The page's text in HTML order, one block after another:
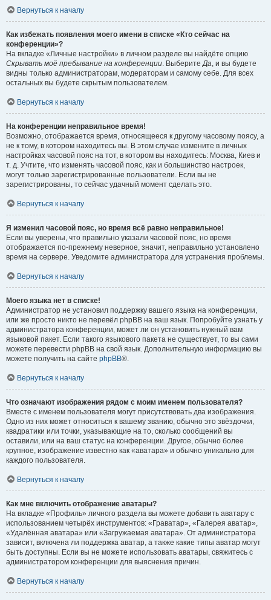
Вернуться к началу
Как избежать появления моего имени в списке «Кто сейчас на
конференции»?
На вкладке «Личные настройки» в личном разделе вы найдёте опцию
Скрывать моё пребывание на конференции. ВыберитеДа, и вы будете
видны только администраторам, модераторам и самому себе. Для всех
остальных вы будете скрытым пользователем.
Вернуться к началу
На конференции неправильное время!
Возможно, отображается время, относящееся к другому часовому поясу, а
не к тому, в котором находитесь вы. В этом случае измените в личных
настройках часовой пояс на тот, в котором вы находитесь: Москва, Киев и
т. д. Учтите, что изменять часовой пояс, как и большинство настроек,
могут только зарегистрированные пользователи. Если вы не
зарегистрированы, то сейчас удачный момент сделать это.
Вернуться к началу
Я изменил часовой пояс, но время всё равно неправильное!
Если вы уверены, что правильно указали часовой пояс, но время
отображается по-прежнему неверное, значит, неправильно установлено
время на сервере. Уведомите администратора для устранения проблемы.
Вернуться к началу
Моего языка нет в списке!
Администратор не установил поддержку вашего языка на конференции,
или же просто никто не перевёл phpBB на ваш язык. Попробуйте узнать у
администратора конференции, может ли он установить нужный вам
языковой пакет. Если такого языкового пакета не существует, то вы сами
можете перевести phpBB на свой язык. Дополнительную информацию вы
можете получить на сайте phpBB®.
Вернуться к началу
Что означают изображения рядом с моим именем пользователя?
Вместе с именем пользователя могут присутствовать два изображения.
Одно из них может относиться к вашему званию, обычно это звёздочки,
квадратики или точки, указывающие на то, сколько сообщений вы
оставили, или на ваш статус на конференции. Другое, обычно более
крупное, изображение известно как «аватара» и обычно уникально для
каждого пользователя.
Вернуться к началу
Как мне включить отображение аватары?
На вкладке «Профиль» личного раздела вы можете добавить аватару с
использованием четырёх инструментов: «Граватар», «Галерея аватар»,
«Удалённая аватара» или «Загружаемая аватара». От администратора
зависит, включена ли поддержка аватар, а также какие типы аватар могут
быть доступны. Если вы не можете использовать аватары, свяжитесь с
администратором конференции для выяснения причин.
Вернуться к началу